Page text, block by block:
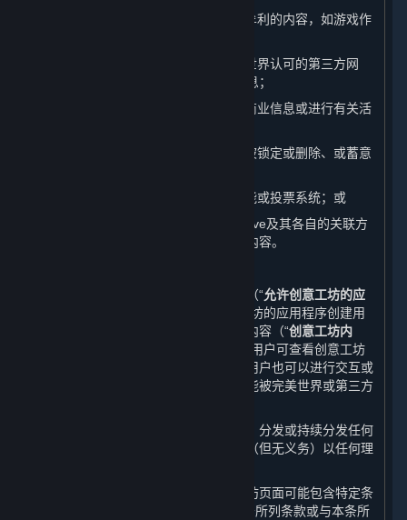
（5） 发布、讨论不正当利用游戏漏洞牟利的内容，如游戏作
（6） 发布、传播钓鱼网站、非经完美世界认可的第三方网
址、游戏交易平台、游戏充值平台等信息；
（7） 滥发广告内容、垃圾邮件或其他商业信息或进行有关活
（8） 发布灌水、与相关版块无关、已被锁定或删除、或蓄意
（9） 操纵或滥用平台的评价、举报功能或投票系统；或
（10）发布、传播其他对完美世界、Valve及其各自的关联方
或许可方不利的或影响其他用户权益的内容。
蒸汽平台上提供的一些游戏或应用程序（“允许创意工坊的应
”）允许您基于或使用允许创意工坊的应用程序创建用
户生成内容，并允许您将该等用户生成内容（“创意工坊内
”）提交至蒸汽平台的创意工坊页面。用户可查看创意工坊
内容，对于某些类别的创意工坊内容，用户也可以进行交互或
下载。某些情形下，创意工坊内容也可能被完美世界或第三方
您理解并同意，完美世界并无义务使用、分发或持续分发任何
创意工坊内容的副本，且完美世界有权（但无义务）以任何理
一些允许创意工坊的应用程序或创意工坊页面可能包含特定条
”），以补充本条所列条款或与本条所